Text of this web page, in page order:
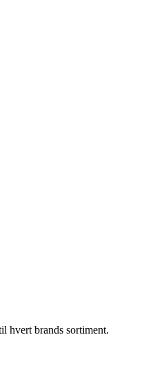
hvert brands sortiment.